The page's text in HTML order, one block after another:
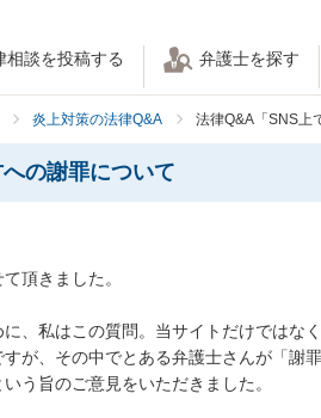
相談を投稿する 弁護士を探す
炎上対策の法律Q&A 法律Q&A「SNS上
の謝罪について
頂きました。
、私はこの質問。当サイトだけではなく
が、その中でとある弁護士さんが「謝
う旨のご意見をいただきました。